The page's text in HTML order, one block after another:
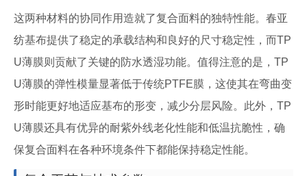
这两种材料的协同作用造就了复合面料的独特性能。春亚
纺基布提供了稳定的承载结构和良好的尺寸稳定性，而TP
U薄膜则贡献了关键的防水透湿功能。值得注意的是，TP
U薄膜的弹性模量显著低于传统PTFE膜，这使其在弯曲变
形时能更好地适应基布的形变，减少分层风险。此外，TP
U薄膜还具有优异的耐紫外线老化性能和低温抗脆性，确
保复合面料在各种环境条件下都能保持稳定性能。